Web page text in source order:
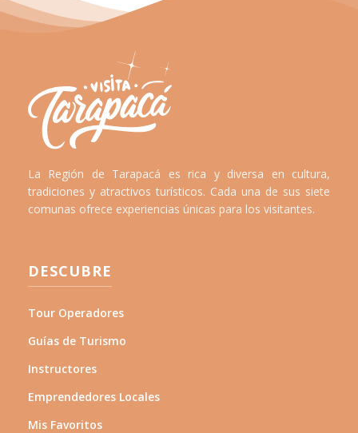
La Región de Tarapacá es rica y diversa en cultura,
tradiciones y atractivos turísticos. Cada una de sus siete
comunas ofrece experiencias únicas para los visitantes.
DESCUBRE
Tour Operadores
Guías de Turismo
Instructores
Emprendedores Locales
Mis Favoritos